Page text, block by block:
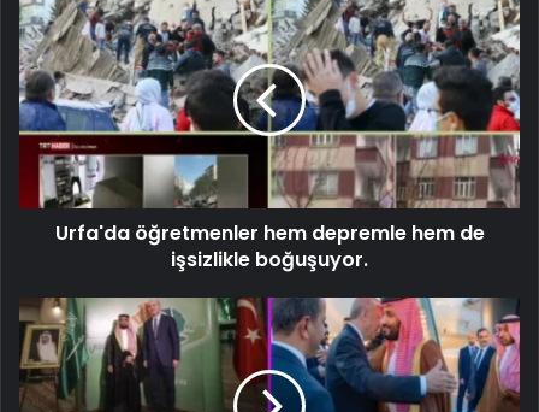
Urfa'da öğretmenler hem depremle hem de
işsizlikle boğuşuyor.